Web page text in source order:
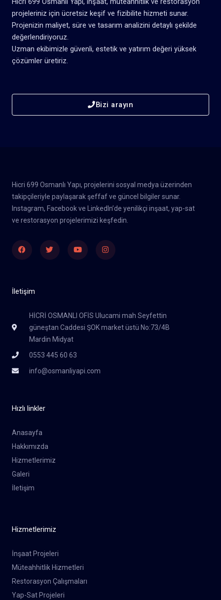
projeleriniz için ücretsiz keşif ve fizibilite hizmeti sunar.
Projenizin maliyet, süre ve tasarım analizini detaylı şekilde
değerlendiriyoruz.
Uzman ekibimizle güvenli, estetik ve yatırım değeri yüksek
çözümler üretiriz.
Bizi arayın
Hicri 699 Osmanlı Yapı, projelerini sosyal medya üzerinden
takipçileriyle paylaşarak şeffaf ve güncel bilgiler sunar.
Instagram, Facebook ve LinkedIn’de yenilikçi inşaat, yap-sat
ve restorasyon projelerimizi keşfedin.
FacebookTwitter YoutubeInstagram
İletişim
HİCRİ OSMANLI OFİS Ulucami mah Seyfettin
güneştan Caddesi ŞOK market üstü No:73/4B
Mardin Midyat
0553 445 60 63
info@osmanliyapi.com
Hızlı linkler
Anasayfa
Hakkımızda
Hizmetlerimiz
Galeri
İletişim
Hizmetlerimiz
İnşaat Projeleri
Müteahhitlik Hizmetleri
Restorasyon Çalışmaları
Yap-Sat Projeleri